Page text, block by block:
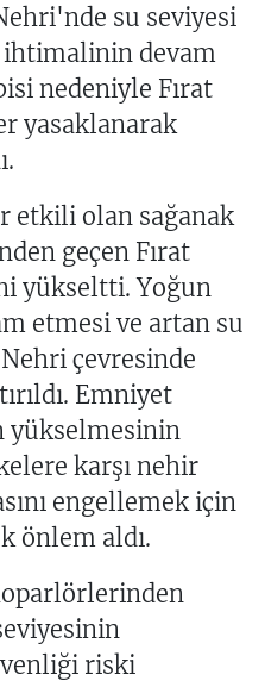
su seviyesi
ihtimalinin devam
nedeniyle Fırat
yasaklanarak
etkili olan sağanak
geçen Fırat
yükseltti. Yoğun
etmesi ve artan su
çevresinde
Emniyet
yükselmesinin
karşı nehir
engellemek için
önlem aldı.
riski